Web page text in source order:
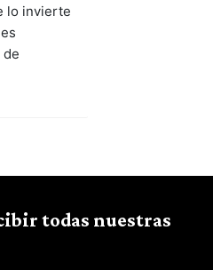
lo invierte
todas nuestras